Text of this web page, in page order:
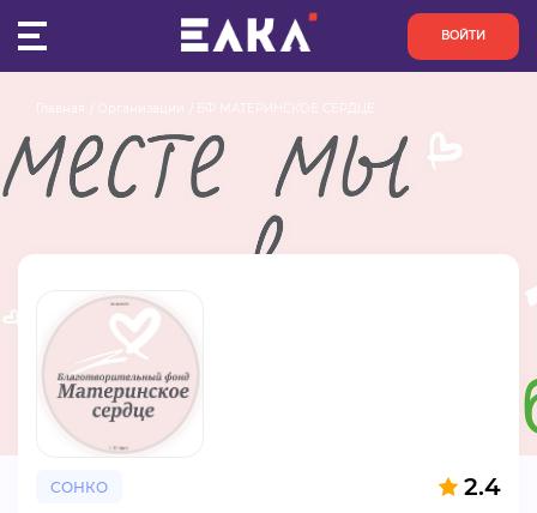
ВОЙТИ
ПУЛЬС
КОНКУРСЫ
ОРГАНИЗАЦИИ
АКТИВИСТЫ
ПРОЕКТЫ
АНАЛИТИКА
СОНКО 2.4